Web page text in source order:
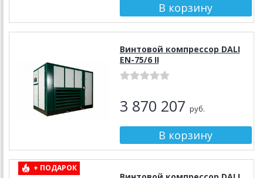
Винтовой компрессор DALI
EN-75/6 II
3 870 207 руб.
+ ПОДАРОК